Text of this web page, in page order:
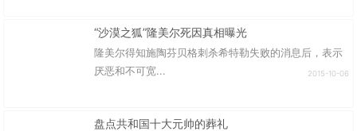
“沙漠之狐”隆美尔死因真相曝光
隆美尔得知施陶芬贝格刺杀希特勒失败的消息后，表示
厌恶和不可宽...
2015-10-06
盘点共和国十大元帅的葬礼